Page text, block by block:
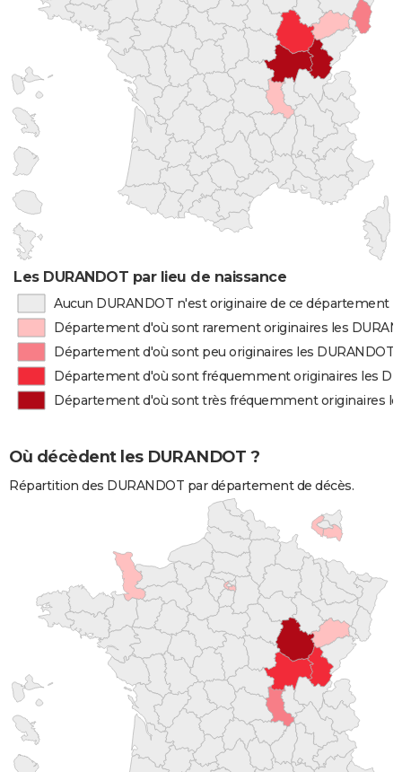
Les DURANDOT par lieu de naissance
Aucun DURANDOT n'est originaire de ce département
Département d'où sont rarement originaires les
Département d'où sont peu originaires les DURANDOT
Département d'où sont fréquemment originaires les
Département d'où sont très fréquemment originaires
Où décèdent les DURANDOT ?
Répartition des DURANDOT par département de décès.